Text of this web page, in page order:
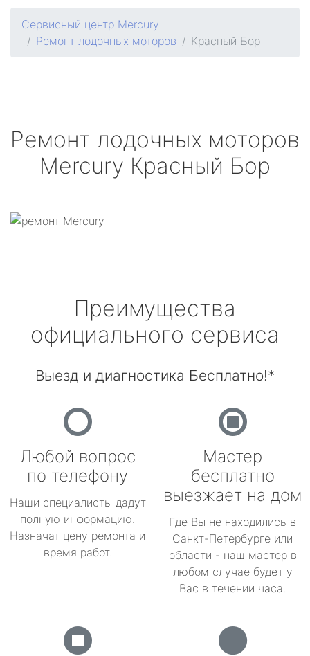
Сервисный центр Mercury
Ремонт лодочных моторов
Красный Бор
Ремонт лодочных моторов
Mercury Красный Бор
Преимущества
официального сервиса
Выезд и диагностика Бесплатно!*
Любой вопрос
по телефону
Наши специалисты дадут
полную информацию.
Назначат цену ремонта и
время работ.
Мастер
бесплатно
выезжает на дом
Где Вы не находились в
Санкт-Петербурге или
области - наш мастер в
любом случае будет у
Вас в течении часа.